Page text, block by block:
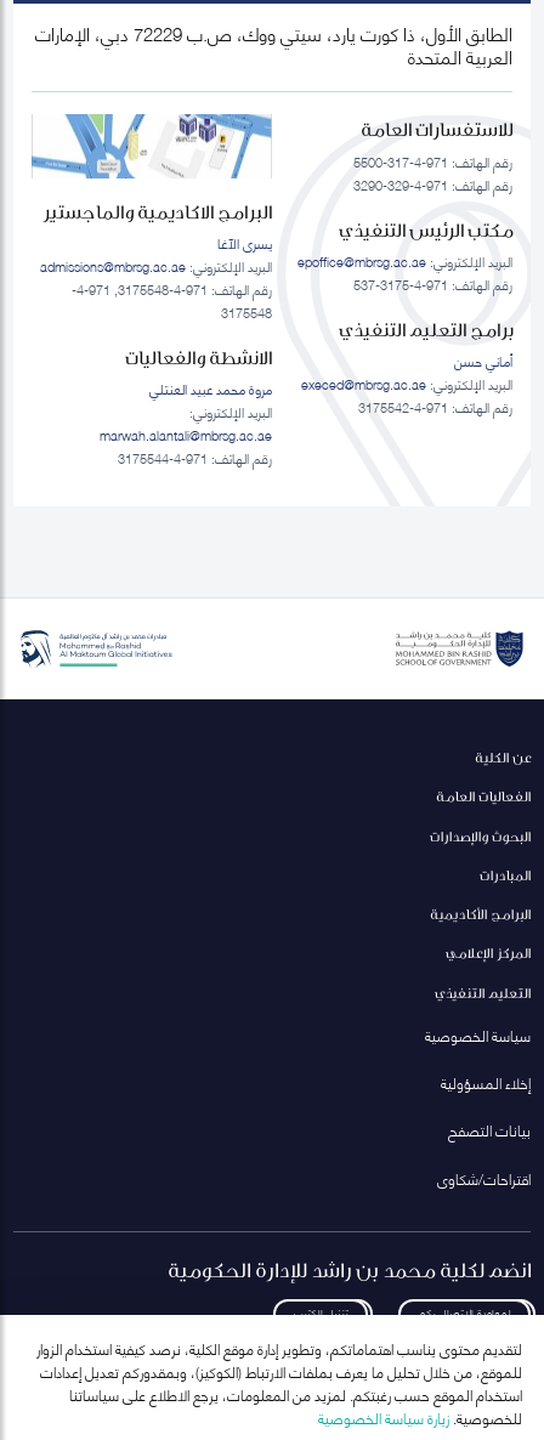
الطابق الأول، ذا كورت يارد، سيتي ووك، ص.ب 72229 دبي، الإمارات
العربية المتحدة
للاستفسارات العامة
رقم الهاتف: 971-4-317-5500
رقم الهاتف: 971-4-329-3290
مكتب الرئيس التنفيذي
البريد الإلكتروني:epoffice@mbrsg.ac.ae
رقم الهاتف: 971-4-3175-537
برامج التعليم التنفيذي
أماني حسن
البريد الإلكتروني:execed@mbrsg.ac.ae
رقم الهاتف: 971-4-3175542
البرامج الاكاديمية والماجستير
يسرى الآغا
البريد الإلكتروني: admissions@mbrsg.ac.ae
رقم الهاتف: 971-4-3175548, 971-4-
3175548
الانشطة والفعاليات
مروة محمد عبيد العنتلي
البريد الإلكتروني:
marwah.alantali@mbrsg.ac.ae​
رقم الهاتف: 971-4-3175544
عن الكلية
الفعاليات العامة
البحوث والإصدارات
المبادرات
البرامج الأكاديمية
المركز الإعلامي
التعليم التنفيذي
سياسة الخصوصية
إخلاء المسؤولية
بيانات التصفح
اقتراحات/شكاوى
انضم لكلية محمد بن راشد للإدارة الحكومية
لمعاودة الاتصال بكم تنزيل الكتيب
انضم إلى قائمة مراسلاتنا
لتقديم محتوى يناسب اهتماماتكم، وتطوير إدارة موقع الكلية، نرصد كيفية استخدام الزوار
للموقع، من خلال تحليل ما يعرف بملفات الارتباط (الكوكيز)، وبمقدوركم تعديل إعدادات
استخدام الموقع حسب رغبتكم. لمزيد من المعلومات، يرجع الاطلاع على سياساتنا
للخصوصية.زيارة سياسة الخصوصية